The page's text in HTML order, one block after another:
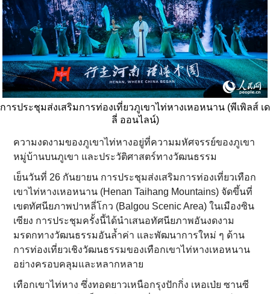
การประชุมส่งเสริมการท่องเที่ยวภูเขาไท่หางเหอหนาน (พีเพิลส์ เด
ลี่ ออนไลน์)
ความงดงามของภูเขาไท่หางอยู่ที่ความมหัศจรรย์ของภูเขา
หมู่บ้านบนภูเขา และประวัติศาสตร์ทางวัฒนธรรม
เย็นวันที่ 26 กันยายน การประชุมส่งเสริมการท่องเที่ยวเทือก
เขาไท่หางเหอหนาน (Henan Taihang Mountains) จัดขึ้นที่
เขตทัศนียภาพปาหลี่โกว (Balgou Scenic Area) ในเมืองซิน
เซียง การประชุมครั้งนี้ได้นำเสนอทัศนียภาพอันงดงาม
มรดกทางวัฒนธรรมอันล้ำค่า และพัฒนาการใหม่ ๆ ด้าน
การท่องเที่ยวเชิงวัฒนธรรมของเทือกเขาไท่หางเหอหนาน
อย่างครอบคลุมและหลากหลาย
เทือกเขาไท่หาง ซึ่งทอดยาวเหนือกรุงปักกิ่ง เหอเป่ย ซานซี